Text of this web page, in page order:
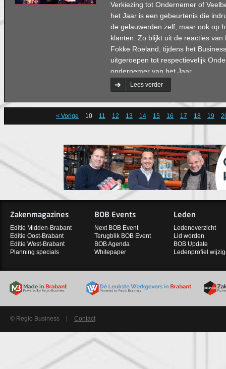
Verkiezing tot Ondernemer of
het Jaar is een gebeurtenis die
de gelauwerden zelf, maar ook op
klanten. Zo blijkt uit de reacties
Fokke Roeland, tijdens het
uitgeroepen tot respectievelijk
ondernemer van het Jaar.
Lees verder
< Vorige 10 11 12 13 14 15 16 17 18 19
Zakenmagazines
Editie Midden-Brabant
Editie Oost-Brabant
Editie West-Brabant
Planning specials
BOB Events
Next BOB Event
Terugblik BOB Event
BOB Agenda
Whitepaper
Leden
Ledenoverzicht
Lid worden
BOB Update
Ledenprofiel
© Regio Business Contact